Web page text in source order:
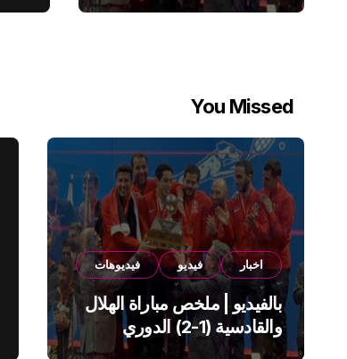
You Missed
اخبار فيديو فيديوهات
بالفيديو | ملخص مباراة الهلال
والقادسية (1-2) الدوري
السعودي